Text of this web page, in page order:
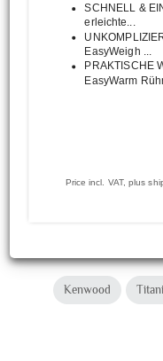
SCHNELL &
erleichte...
EasyWeigh ...
PRAKTISCHE
EasyWarm
Price incl. VAT, plus
Kenwood